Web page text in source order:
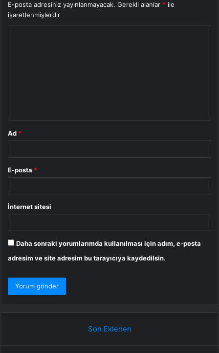
E-posta adresiniz yayınlanmayacak. Gerekli alanlar * ile
işaretlenmişlerdir
Ad *
E-posta *
İnternet sitesi
Daha sonraki yorumlarımda kullanılması için adım, e-posta
adresim ve site adresim bu tarayıcıya kaydedilsin.
Son Eklenen